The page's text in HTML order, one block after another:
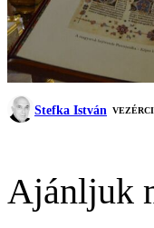
Stefka István
Ajánljuk